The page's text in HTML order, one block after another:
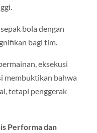
bola dengan
bagi tim.
eksekusi
membuktikan bahwa
tetapi penggerak
Performa dan